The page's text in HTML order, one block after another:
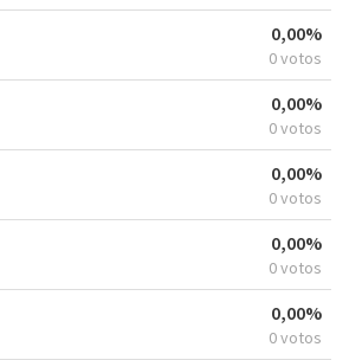
0,00%
0 votos
0,00%
0 votos
0,00%
0 votos
0,00%
0 votos
0,00%
0 votos